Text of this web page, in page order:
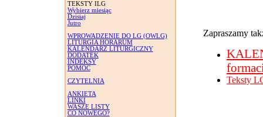
TEKSTY ILG
Wybierz miesiąc
Dzisiaj
Jutro
WPROWADZENIE DO LG (OWLG)
LITURGIA HORARUM
KALENDARZ LITURGICZNY
DODATEK
INDEKSY
POMOC
CZYTELNIA
ANKIETA
LINKI
WASZE LISTY
CO NOWEGO?
Zapraszamy
Teksty